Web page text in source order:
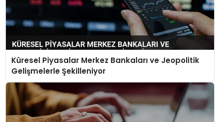
Küresel Piyasalar Merkez Bankaları ve Jeopolitik
Gelişmelerle Şekilleniyor